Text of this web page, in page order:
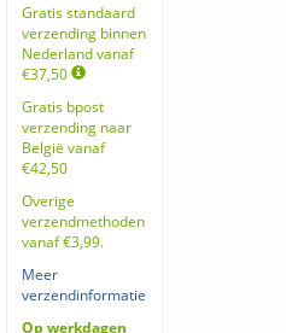
Gratis standaard
verzending binnen
Nederland vanaf
€37,50
Gratis bpost
verzending naar
België vanaf
€42,50
Overige
verzendmethoden
vanaf €3,99.
Meer
verzendinformatie
Op werkdagen